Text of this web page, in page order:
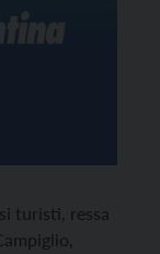
turisti, ressa